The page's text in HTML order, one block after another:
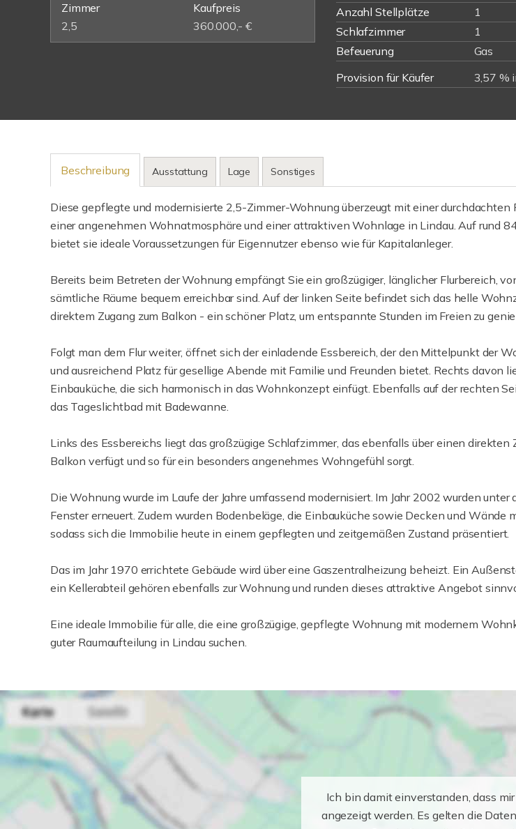
Zimmer
2,5
Kaufpreis
360.000,- €
Anzahl Stellplätze
1
Schlafzimmer
1
Befeuerung
Gas
Provision für Käufer
3,57 %
Beschreibung Ausstattung Lage Sonstiges
Diese gepflegte und modernisierte 2,5-Zimmer-Wohnung überzeugt mit einer durchdachten
einer angenehmen Wohnatmosphäre und einer attraktiven Wohnlage in Lindau. Auf rund
bietet sie ideale Voraussetzungen für Eigennutzer ebenso wie für Kapitalanleger.
Bereits beim Betreten der Wohnung empfängt Sie ein großzügiger, länglicher Flurbereich,
sämtliche Räume bequem erreichbar sind. Auf der linken Seite befindet sich das helle
direktem Zugang zum Balkon - ein schöner Platz, um entspannte Stunden im Freien zu
Folgt man dem Flur weiter, öffnet sich der einladende Essbereich, der den Mittelpunkt der
und ausreichend Platz für gesellige Abende mit Familie und Freunden bietet. Rechts davon
Einbauküche, die sich harmonisch in das Wohnkonzept einfügt. Ebenfalls auf der rechten
das Tageslichtbad mit Badewanne.
Links des Essbereichs liegt das großzügige Schlafzimmer, das ebenfalls über einen direkten
Balkon verfügt und so für ein besonders angenehmes Wohngefühl sorgt.
Die Wohnung wurde im Laufe der Jahre umfassend modernisiert. Im Jahr 2002 wurden unter
Fenster erneuert. Zudem wurden Bodenbeläge, die Einbauküche sowie Decken und Wände
sodass sich die Immobilie heute in einem gepflegten und zeitgemäßen Zustand präsentiert.
Das im Jahr 1970 errichtete Gebäude wird über eine Gaszentralheizung beheizt. Ein
ein Kellerabteil gehören ebenfalls zur Wohnung und runden dieses attraktive Angebot
Eine ideale Immobilie für alle, die eine großzügige, gepflegte Wohnung mit modernem
guter Raumaufteilung in Lindau suchen.
Ich bin damit einverstanden, dass
angezeigt werden. Es gelten die